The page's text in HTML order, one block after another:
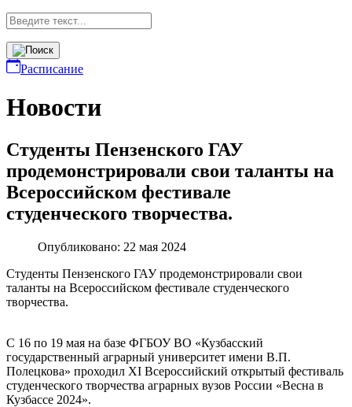
Расписание
Новости
Студенты Пензенского ГАУ
продемонстрировали свои таланты на
Всероссийском фестивале
студенческого творчества.
Опубликовано: 22 мая 2024
Студенты Пензенского ГАУ продемонстрировали свои
таланты на Всероссийском фестивале студенческого
творчества.
С 16 по 19 мая на базе ФГБОУ ВО «Кузбасский
государственный аграрный университет имени В.П.
Полецкова» проходил XI Всероссийский открытый фестиваль
студенческого творчества аграрных вузов России «Весна в
Кузбассе 2024».